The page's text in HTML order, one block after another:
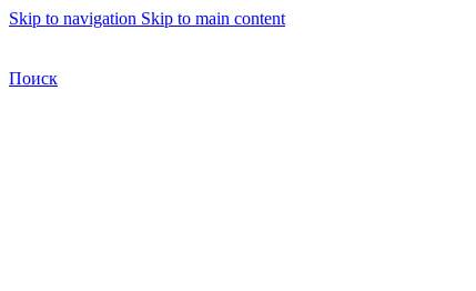
Skip to navigation Skip to main content
Поиск